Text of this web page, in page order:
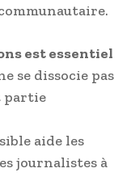
est essentiel
se dissocie pas
partie
aide les
journalistes à